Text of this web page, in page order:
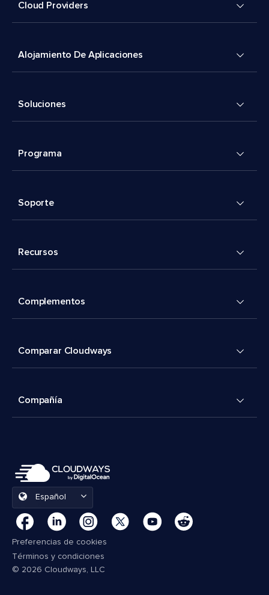
Cloud Providers
Alojamiento De Aplicaciones
Soluciones
Programa
Soporte
Recursos
Complementos
Comparar Cloudways
Compañía
Español
Preferencias de cookies
Términos y condiciones
© 2026 Cloudways, LLC